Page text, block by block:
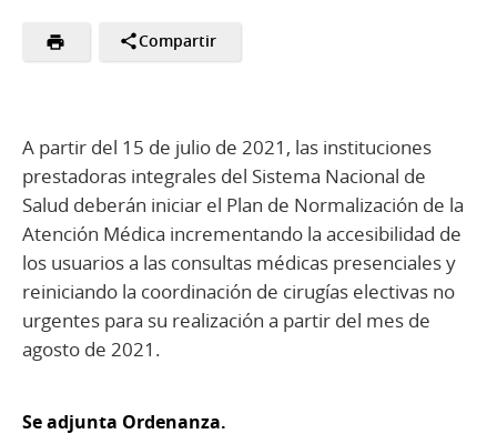
Compartir
A partir del 15 de julio de 2021, las instituciones
prestadoras integrales del Sistema Nacional de
Salud deberán iniciar el Plan de Normalización de la
Atención Médica incrementando la accesibilidad de
los usuarios a las consultas médicas presenciales y
reiniciando la coordinación de cirugías electivas no
urgentes para su realización a partir del mes de
agosto de 2021.
Se adjunta Ordenanza.